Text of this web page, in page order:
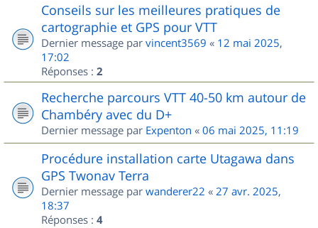
Conseils sur les meilleures pratiques de
cartographie et GPS pour VTT
Dernier message par vincent3569 « 12 mai 2025,
17:02
Réponses : 2
Recherche parcours VTT 40-50 km autour de
Chambéry avec du D+
Dernier message par Expenton « 06 mai 2025, 11:19
Procédure installation carte Utagawa dans
GPS Twonav Terra
Dernier message par wanderer22 « 27 avr. 2025,
18:37
Réponses : 4